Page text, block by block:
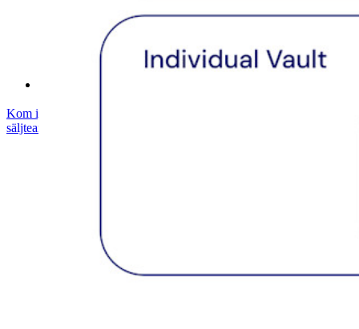
Samhällsforum
Kom igång gratis
säljteamet